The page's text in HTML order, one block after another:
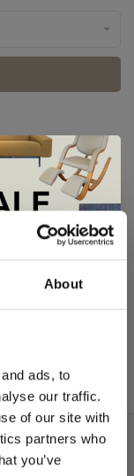
About
ads, to
our traffic.
of our site with
partners who
you’ve
1
is
kortingen.
selectie
en Europese
vanHarvink,
zijn nu extra
zolang